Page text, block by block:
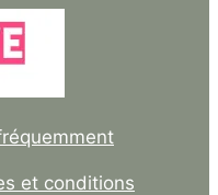
et conditions